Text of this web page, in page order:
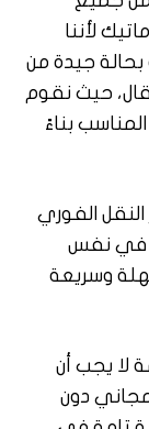
لأننا
بحالة جيدة من
حيث نقوم
بناءً
الفوري
في نفس
وسريعة
لا يجب أن
دون